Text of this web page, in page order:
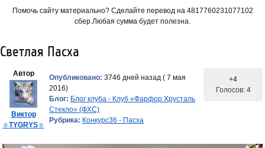
Помочь сайту материально? Сделайте перевод на 4817760231077102
сбер.Любая сумма будет полезна.
Светлая Пасха
Автор
Виктор
☼TYGRYS☼
Опубликовано: 3746 дней назад ( 7 мая
2016)
Блог: Блог клуба - Клуб «Фарфор Хрусталь
Стекло» (ФХС)
Рубрика: Конкурс36 - Пасха
+4
Голосов: 4